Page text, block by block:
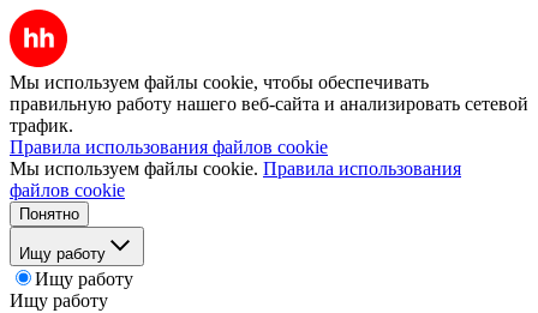
Мы используем файлы cookie, чтобы обеспечивать
правильную работу нашего веб-сайта и анализировать сетевой
трафик.
Правила использования файлов cookie
Мы используем файлы cookie. Правила использования
файлов cookie
Понятно
Ищу работу
Ищу работу
Ищу работу